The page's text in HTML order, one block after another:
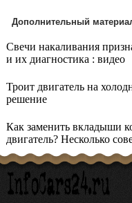
Дополнительный
Свечи накаливания
и их диагностика : видео
Троит двигатель на
решение
Как заменить вкладыши
двигатель? Несколько